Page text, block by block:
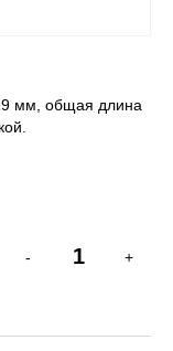
мм, общая длина
- +